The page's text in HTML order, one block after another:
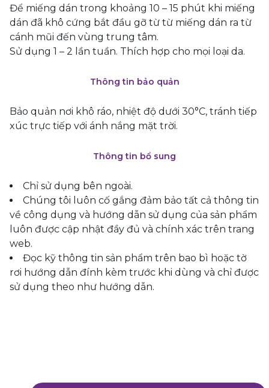
Để miếng dán trong khoảng 10 – 15 phút khi miếng
dán đã khô cứng bắt đầu gỡ từ từ miếng dán ra từ
cánh mũi đến vùng trung tâm.
Sử dụng 1 – 2 lần tuần. Thích hợp cho mọi loại da.
Thông tin bảo quản
Bảo quản nơi khô ráo, nhiệt độ dưới 30°C, tránh tiếp
xúc trực tiếp với ánh nắng mặt trời.
Thông tin bổ sung
Chỉ sử dụng bên ngoài.
Chúng tôi luôn cố gắng đảm bảo tất cả thông tin
về công dụng và hướng dẫn sử dụng của sản phẩm
luôn được cập nhật đầy đủ và chính xác trên trang
web.
Đọc kỹ thông tin sản phẩm trên bao bì hoặc tờ
rơi hướng dẫn đính kèm trước khi dùng và chỉ được
sử dụng theo như hướng dẫn.